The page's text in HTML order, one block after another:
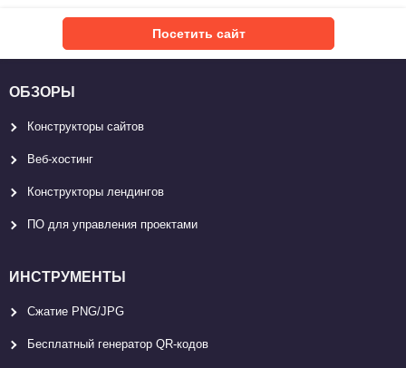
Посетить сайт
ОБЗОРЫ
Конструкторы сайтов
Веб-хостинг
Конструкторы лендингов
ПО для управления проектами
ИНСТРУМЕНТЫ
Сжатие PNG/JPG
Бесплатный генератор QR-кодов